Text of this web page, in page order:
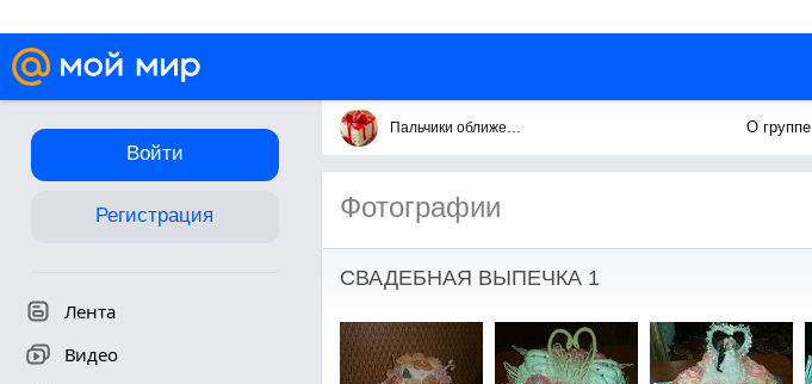
Войти
Регистрация
Лента
Видео
Пальчики оближешь О группе
Фотографии
СВАДЕБНАЯ ВЫПЕЧКА 1